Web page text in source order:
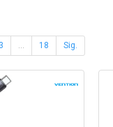
... 18 Sig.